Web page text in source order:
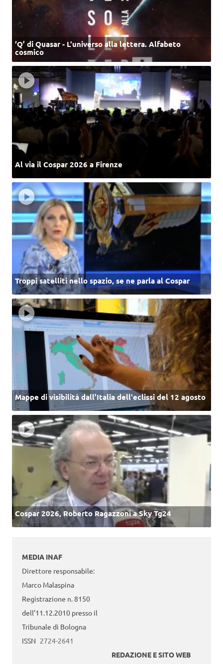
‘Q’ di Quasar - L'universo alla lettera. Alfabeto
cosmico
Al via il Cospar 2026 a Firenze
Troppi satelliti nello spazio, se ne parla al Cospar
Mappe di visibilità dall’Italia dell'eclissi del 12 agosto
Cospar 2026, Roberto Ragazzoni a Sky Tg24
MEDIA INAF
Direttore responsabile:
Marco Malaspina
Registrazione n. 8150
dell’11.12.2010 presso il
Tribunale di Bologna
ISSN 2724-2641
REDAZIONE E SITO WEB